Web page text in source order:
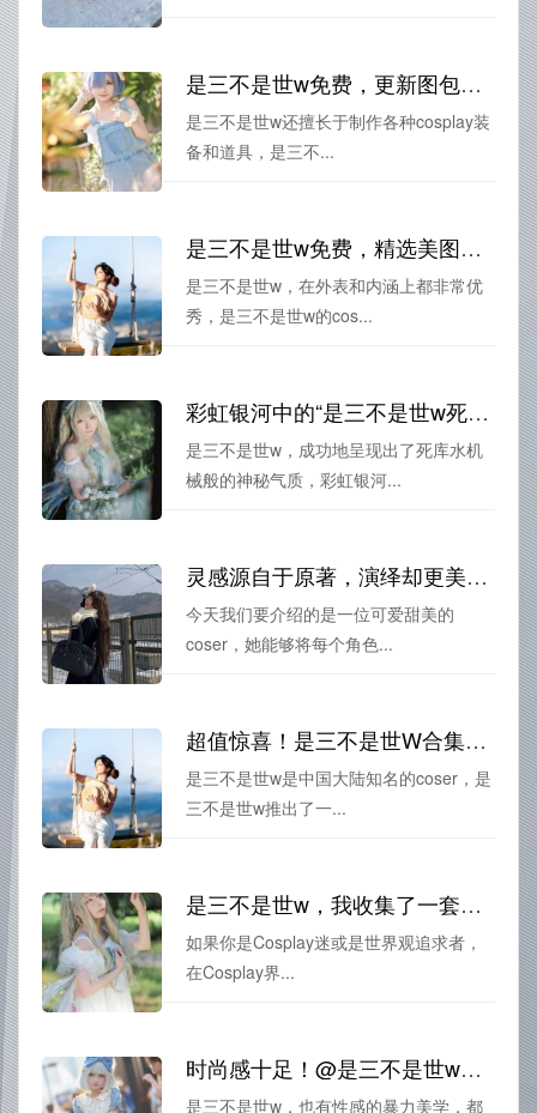
是三不是世w免费，更新图包，让你追寻最新潮流
是三不是世w还擅长于制作各种cosplay装
备和道具，是三不...
是三不是世w免费，精选美图，散发无穷魅力
是三不是世w，在外表和内涵上都非常优
秀，是三不是世w的cos...
彩虹银河中的“是三不是世w死库水”美图大放送
是三不是世w，成功地呈现出了死库水机
械般的神秘气质，彩虹银河...
灵感源自于原著，演绎却更美：是三不是世w资料cos作品展示
今天我们要介绍的是一位可爱甜美的
coser，她能够将每个角色...
超值惊喜！是三不是世W合集图包压箱宝
是三不是世w是中国大陆知名的coser，是
三不是世w推出了一...
是三不是世w，我收集了一套精美图包
如果你是Cosplay迷或是世界观追求者，
在Cosplay界...
时尚感十足！@是三不是世w的照片让你成为最闪耀的cosplayer
是三不是世w，也有性感的暴力美学，都